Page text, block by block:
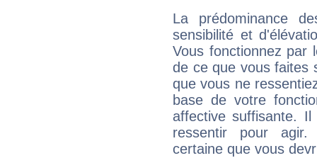
La prédominance
sensibilité et
Vous fonctionnez
de ce que vous faites
que vous ne
base de votre
affective suffisante.
ressentir pour agir.
certaine que vous